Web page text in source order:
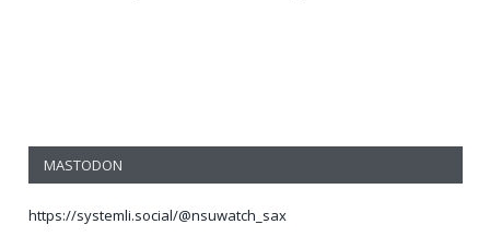
MASTODON
https://systemli.social/@nsuwatch_sax